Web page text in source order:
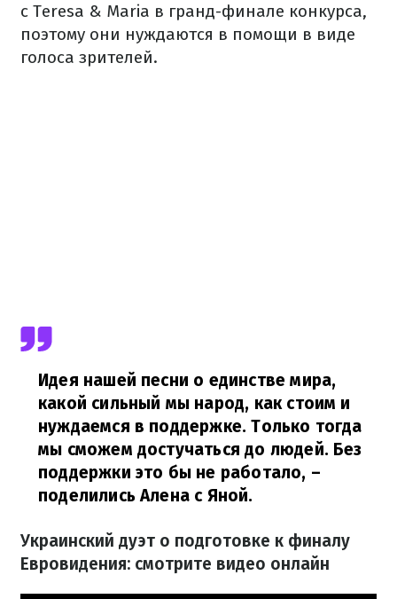
с Teresa & Maria в гранд-финале конкурса,
поэтому они нуждаются в помощи в виде
голоса зрителей.
Идея нашей песни о единстве мира,
какой сильный мы народ, как стоим и
нуждаемся в поддержке. Только тогда
мы сможем достучаться до людей. Без
поддержки это бы не работало, –
поделились Алена с Яной.
Украинский дуэт о подготовке к финалу
Евровидения: смотрите видео онлайн